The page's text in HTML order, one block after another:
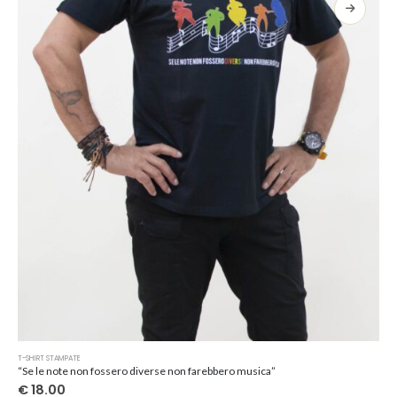
opzioni
possono
essere
scelte
nella
pagina
prodotto
prodotto
ha
T-SHIRT STAMPATE
“Se le note non fossero diverse non farebbero musica”
€18.00